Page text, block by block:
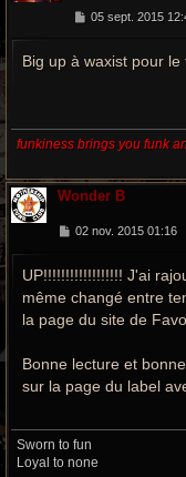
M
s
05 sept. 2015
Big up à waxist pour le
funkiness brings you funk
Wonder B
M
s
g
e
02 nov. 2015 01:16
UP!!!!!!!!!!!!!!!!!! J'ai
même changé entre
la page du site de
Bonne lecture et
sur la page du label
Sworn to fun
Loyal to none